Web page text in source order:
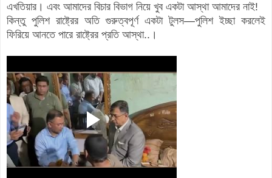
এখতিয়ার। এবং আমাদের বিচার বিভাগ নিয়ে খুব একটা আস্থা আমাদের নাই!
কিন্তু পুলিশ রাষ্ট্রের অতি গুরুত্বপূর্ণ একটা টুলস—পুলিশ ইচ্ছা করলেই
ফিরিয়ে আনতে পারে রাষ্ট্রের প্রতি আস্থা..।